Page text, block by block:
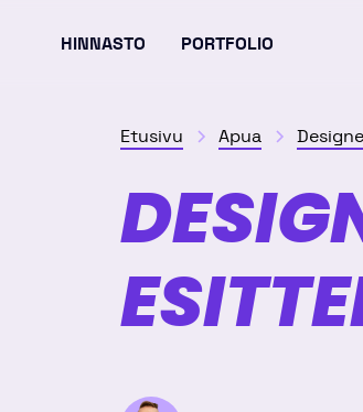
HINNASTO
PORTFOLIO
Etusivu Apua